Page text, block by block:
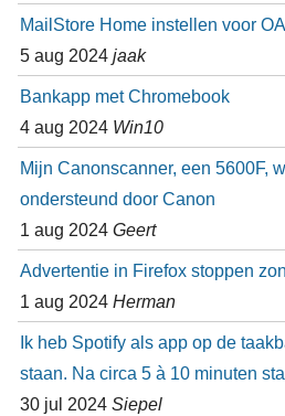
MailStore Home instellen voor
5 aug 2024 jaak
Bankapp met Chromebook
4 aug 2024 Win10
Mijn Canonscanner, een 5600F,
ondersteund door Canon
1 aug 2024 Geert
Advertentie in Firefox stoppen
1 aug 2024 Herman
Ik heb Spotify als app op de
staan. Na circa 5 à 10 minuten
30 jul 2024 Siepel